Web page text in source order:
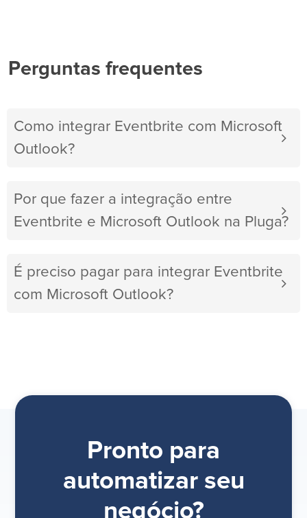
Perguntas frequentes
Como integrar Eventbrite com Microsoft
Outlook?
Por que fazer a integração entre
Eventbrite e Microsoft Outlook na Pluga?
É preciso pagar para integrar Eventbrite
com Microsoft Outlook?
Pronto para
automatizar seu
negócio?